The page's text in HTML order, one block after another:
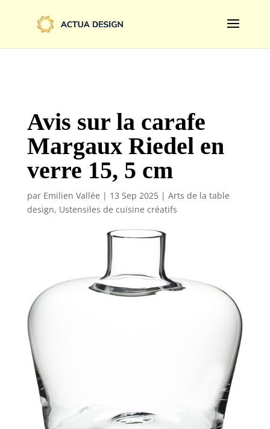
family=Limelight&display=swap');
Avis sur la carafe
Margaux Riedel en
verre 15, 5 cm
par Emilien Vallée | 13 Sep 2025| Arts de la table
design, Ustensiles de cuisine créatifs